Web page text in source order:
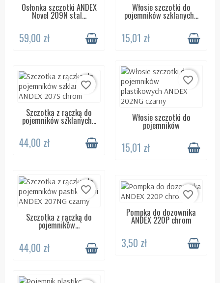
DOSTĘPNY 24H
Osłonka szczotki ANDEX
Novel 209N stal...
59,00 zł
DOSTĘPNY 24H
Włosie szczotki do
pojemników szklanych...
15,01 zł
DOSTĘPNY 24H
favorite_border
Szczotka z rączką do
pojemników szklanych...
44,00 zł
DOSTĘPNY 24H
favorite_border
Włosie szczotki do
pojemników
plastikowych...
15,01 zł
DOSTĘPNY 24H
favorite_border
Szczotka z rączką do
pojemników...
44,00 zł
DOSTĘPNY 24H
favorite_border
Pompka do dozownika
ANDEX 220P chrom
3,50 zł